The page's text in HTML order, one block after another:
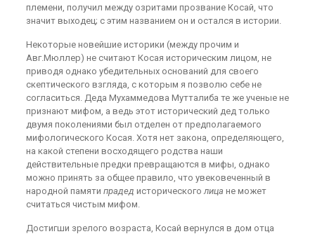
племени, получил между озритами прозвание Косай, что
значит выходец; с этим названием он и остался в истории.
Некоторые новейшие историки (между прочим и
Авг.Мюллер) не считают Косая историческим лицом, не
приводя однако убедительных оснований для своего
скептического взгляда, с которым я позволю себе не
согласиться. Деда Мухаммедова Мутталиба те же ученые не
признают мифом, а ведь этот исторический дед только
двумя поколениями был отделен от предполагаемого
мифологического Косая. Хотя нет закона, определяющего,
на какой степени восходящего родства наши
действительные предки превращаются в мифы, однако
можно принять за общее правило, что увековеченный в
народной памяти прадед историческоголица не может
считаться чистым мифом.
Достигши зрелого возраста, Косай вернулся в дом отца